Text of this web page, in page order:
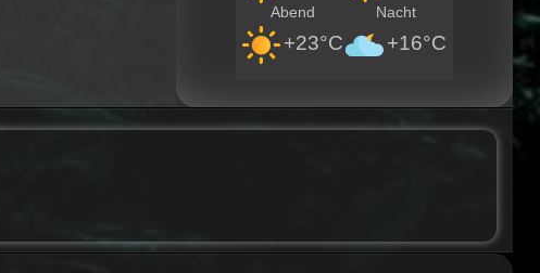
Abend
+23°C
Nacht
+16°C